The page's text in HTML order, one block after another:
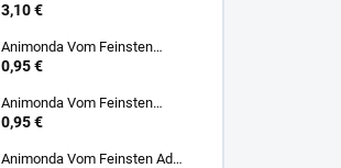
Adult - Hovädzie 800g
3,10 €
Animonda Vom Feinsten
Senior - Morčacie srdcia 150 g
0,95 €
Animonda Vom Feinsten
Senior - Hydina a jahňacie 150
0,95 €
Animonda Vom Feinsten Adult